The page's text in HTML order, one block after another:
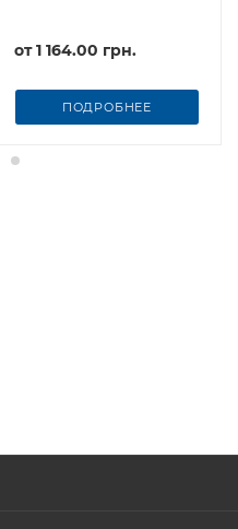
от1 164.00 грн.
ПОДРОБНЕЕ